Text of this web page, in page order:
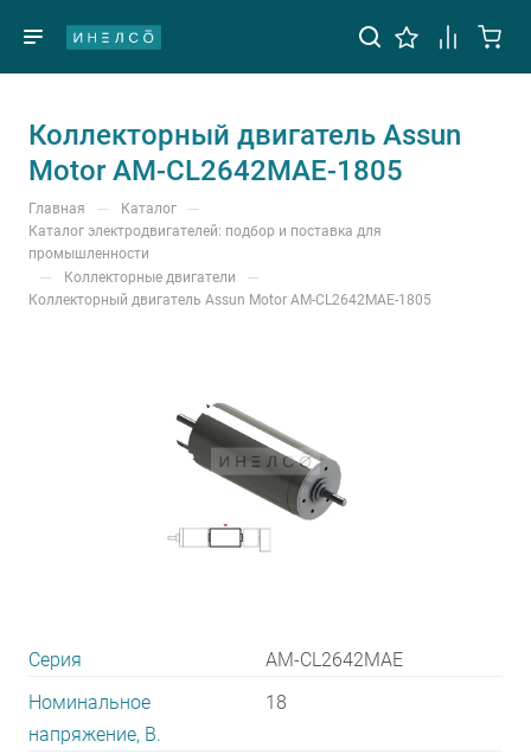
Коллекторный двигатель Assun
Motor AM-CL2642MAE-1805
Главная — Каталог —
Каталог электродвигателей: подбор и поставка для
промышленности
— Коллекторные двигатели —
Коллекторный двигатель Assun Motor AM-CL2642MAE-1805
Серия
AM-CL2642MAE
Номинальное
напряжение, В.
18